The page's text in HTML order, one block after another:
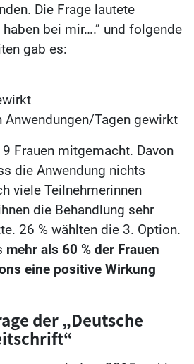
Die Frage lautete
bei mir….” und folgende
gab es:
Anwendungen/Tagen gewirkt
Frauen mitgemacht. Davon
die Anwendung nichts
viele Teilnehmerinnen
die Behandlung sehr
26 % wählten die 3. Option.
mehr als 60 % der Frauen
eine positive Wirkung
der „Deutsche